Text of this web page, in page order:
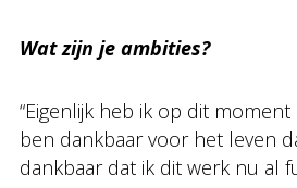
Wat zijn je ambities?
“Eigenlijk heb ik op dit
ben dankbaar voor het leven
dankbaar dat ik dit werk nu al